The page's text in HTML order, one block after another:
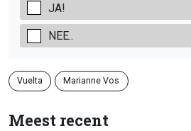
JA!
NEE..
Vuelta Marianne Vos
Meest recent